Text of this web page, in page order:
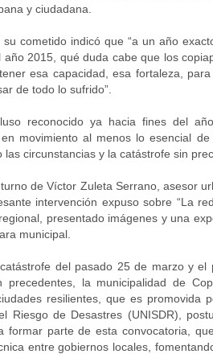
y ciudadana.
su cometido indicó que “a un año
año 2015, qué duda cabe que los
esa capacidad, esa fortaleza,
de todo lo sufrido”.
reconocido ya hacia fines del
movimiento al menos lo esencial
las circunstancias y la catástrofe sin
de Víctor Zuleta Serrano, asesor
intervención expuso sobre “La
presentado imágenes y una
municipal.
del pasado 25 de marzo y
precedentes, la municipalidad de
resilientes, que es promovida
Riesgo de Desastres (UNISDR),
formar parte de esta convocatoria,
entre gobiernos locales,